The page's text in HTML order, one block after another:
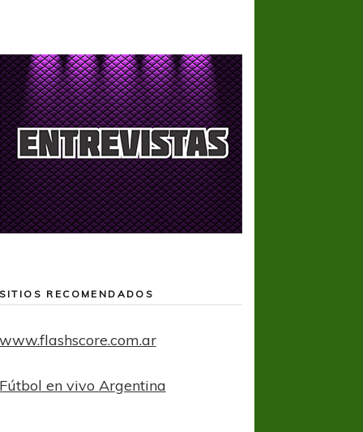
SITIOS RECOMENDADOS
www.flashscore.com.ar
Fútbol en vivo Argentina